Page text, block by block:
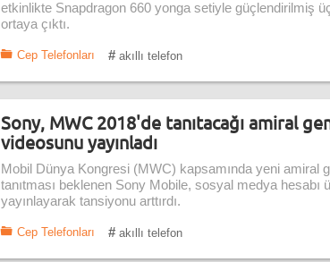
etkinlikte Snapdragon 660 yonga setiyle güçlendirilmiş
ortaya çıktı.
Cep Telefonları # akıllı telefon
Sony, MWC 2018'de tanıtacağı amiral
videosunu yayınladı
Mobil Dünya Kongresi (MWC) kapsamında yeni amiral
tanıtması beklenen Sony Mobile, sosyal medya hesabı
yayınlayarak tansiyonu arttırdı.
Cep Telefonları # akıllı telefon